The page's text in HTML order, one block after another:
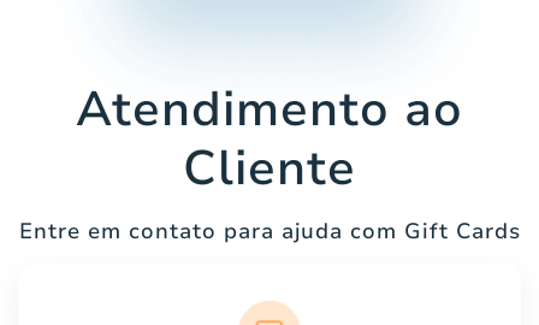
Atendimento ao
Cliente
Entre em contato para ajuda com Gift Cards